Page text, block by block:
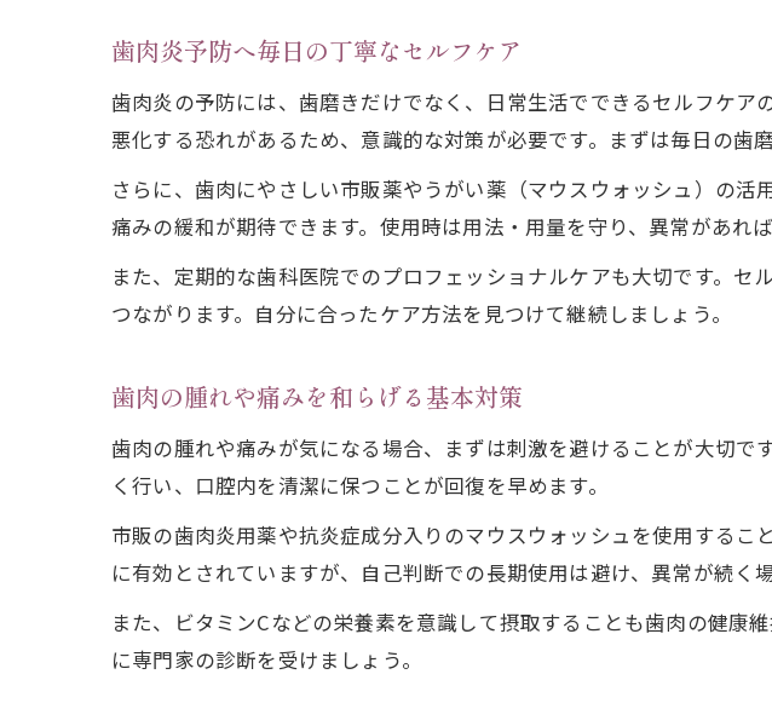
歯肉の腫れをやわ
歯肉の腫れを
歯肉炎による
歯肉炎 痛い時
腫れた歯肉を
歯肉の腫れを悪
歯肉炎の炎症
歯肉炎 歯磨き
歯肉炎 薬とし
自然治癒を目指す
歯肉炎予防へ毎日の丁寧なセルフケア
歯肉炎の予防には、歯磨きだけでなく、日常生活でできるセルフケ
悪化する恐れがあるため、意識的な対策が必要です。まずは毎日の歯
さらに、歯肉にやさしい市販薬やうがい薬（マウスウォッシュ）の
痛みの緩和が期待できます。使用時は用法・用量を守り、異常があれ
また、定期的な歯科医院でのプロフェッショナルケアも大切です。
つながります。自分に合ったケア方法を見つけて継続しましょう。
歯肉の腫れや痛みを和らげる基本対策
歯肉の腫れや痛みが気になる場合、まずは刺激を避けることが大切
く行い、口腔内を清潔に保つことが回復を早めます。
市販の歯肉炎用薬や抗炎症成分入りのマウスウォッシュを使用する
に有効とされていますが、自己判断での長期使用は避け、異常が続く
また、ビタミンCなどの栄養素を意識して摂取することも歯肉の健康
に専門家の診断を受けましょう。